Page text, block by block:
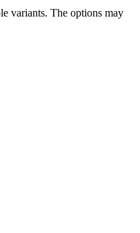
variants. The options may